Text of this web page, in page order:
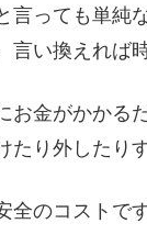
言っても単純
言い換えれば
お金がかかる
たり外したり
全のコストです